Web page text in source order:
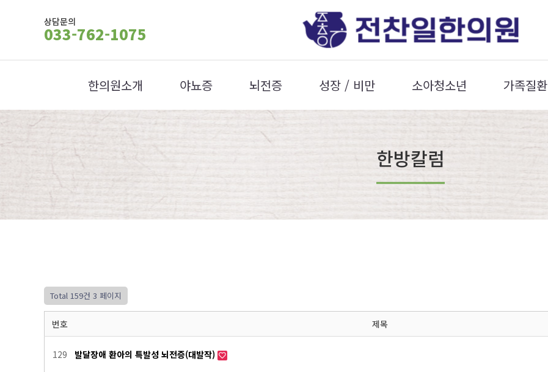
상담문의
033-762-1075
한의원소개 야뇨증 뇌전증 성장 / 비만 소아청소년 가족질환
한방칼럼
Total 159건 3 페이지
번호 제목
129 발달장애 환아의 특발성 뇌전증(대발작)